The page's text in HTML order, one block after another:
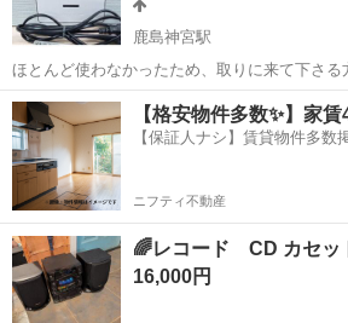
鹿島神宮駅
ほとんど使わなかったため、取りに来て下さる
茨城 水戸市 鹿島神宮駅 オーディオ
【格安物件多数✨】家
【保証人ナシ】賃貸物件多数
ニフティ不動産
🌈レコード CD カセ
16,000円